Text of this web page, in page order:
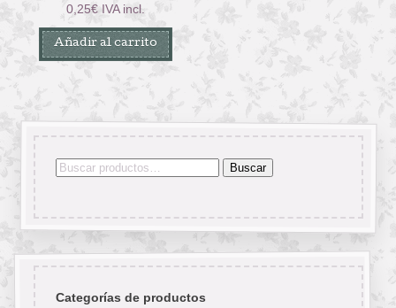
0,25€ IVA incl.
Añadir al carrito
Buscar
Buscar
Categorías de productos